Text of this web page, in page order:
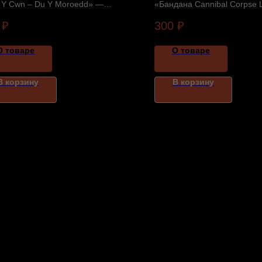
Cwn – Du Y Moroedd» —
— в карточке товара.
₽
товаре
корзину
«Бандана Cannibal Corpse
параметры указаны в
300 ₽
О товаре
В корзину